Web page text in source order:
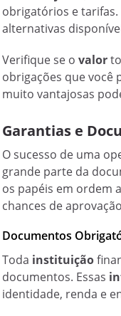
obrigatórios e tarifas.
alternativas
Verifique se ovalor
obrigações que você
muito vantajosas
Garantias e
O sucesso de uma
grande parte da
os papéis em ordem
chances de
Documentos
Toda instituição
documentos. Essas
identidade, renda e